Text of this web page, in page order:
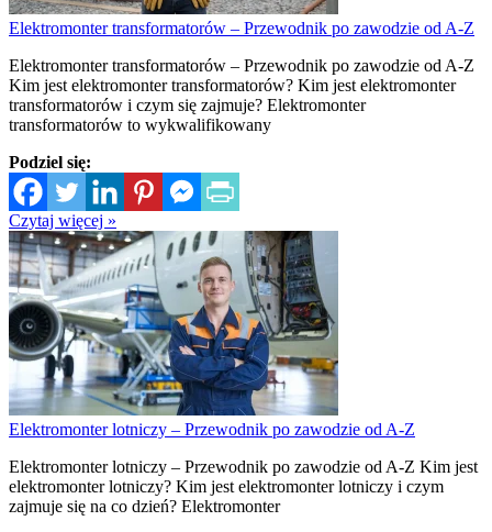
Elektromonter transformatorów – Przewodnik po zawodzie od A-Z
Elektromonter transformatorów – Przewodnik po zawodzie od A-Z
Kim jest elektromonter transformatorów? Kim jest elektromonter
transformatorów i czym się zajmuje? Elektromonter
transformatorów to wykwalifikowany
Podziel się:
Czytaj więcej »
Elektromonter lotniczy – Przewodnik po zawodzie od A-Z
Elektromonter lotniczy – Przewodnik po zawodzie od A-Z Kim jest
elektromonter lotniczy? Kim jest elektromonter lotniczy i czym
zajmuje się na co dzień? Elektromonter